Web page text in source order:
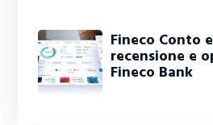
Fineco Conto
recensione e
Fineco Bank